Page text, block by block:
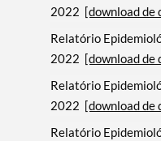
2022 [download de
Relatório
2022 [download de
Relatório
2022 [download de
Relatório